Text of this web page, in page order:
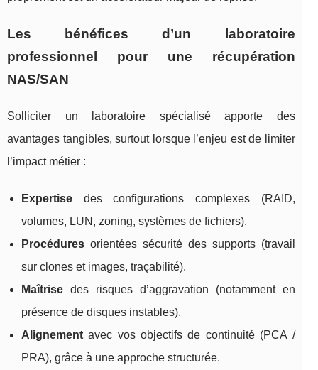
Les bénéfices d’un laboratoire
professionnel pour une récupération
NAS/SAN
Solliciter un laboratoire spécialisé apporte des
avantages tangibles, surtout lorsque l’enjeu est de limiter
l’impact métier :
Expertise des configurations complexes (RAID,
volumes, LUN, zoning, systèmes de fichiers).
Procédures orientées sécurité des supports (travail
sur clones et images, traçabilité).
Maîtrise des risques d’aggravation (notamment en
présence de disques instables).
Alignement avec vos objectifs de continuité (PCA /
PRA), grâce à une approche structurée.